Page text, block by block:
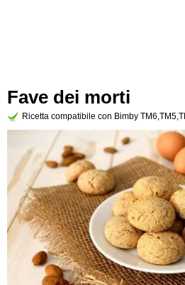
Fave dei morti
Ricetta compatibile con Bimby